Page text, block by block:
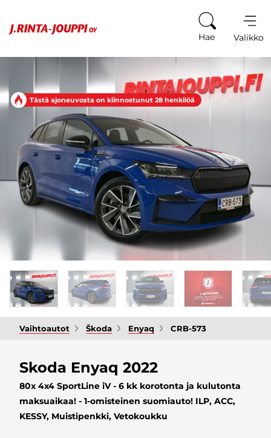
Hae Valikko
Tästä ajoneuvosta on kiinnostunut 28 henkilöä
Vaihtoautot Škoda Enyaq CRB-573
Skoda Enyaq 2022
80x 4x4 SportLine iV - 6 kk korotonta ja kulutonta
maksuaikaa! - 1-omisteinen suomiauto! ILP, ACC,
KESSY, Muistipenkki, Vetokoukku